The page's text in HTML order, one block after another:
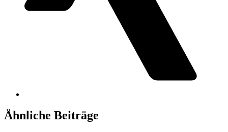
Ähnliche Beiträge